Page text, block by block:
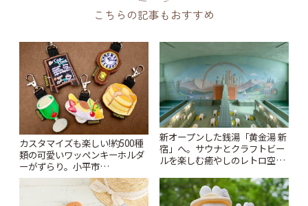
こちらの記事もおすすめ
カスタマイズも楽しい!約500種
類の可愛いワッペンキーホルダ
ーがずらり。小平市
「Kimamaya T&K」 | ことりっ
新オープンした銭湯「黄金湯 新
宿」へ。サウナとクラフトビー
ルを楽しむ癒やしのレトロ空間